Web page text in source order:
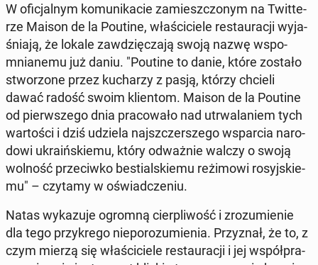
W ofi­cjal­nym ko­mu­ni­ka­cie za­miesz­czo­nym na Twit­te­
rze Maison de la Poutine, wła­ści­cie­le re­stau­ra­cji wy­ja­
śnia­ją, że lokale za­wdzię­cza­ją swoją nazwę wspo­
mnia­ne­mu już daniu. "Poutine to danie, które zostało
stwo­rzo­ne przez ku­cha­rzy z pasją, którzy chcieli
dawać radość swoim klien­tom. Maison de la Poutine
od pierw­sze­go dnia pra­co­wa­ło nad utrwa­la­niem tych
war­to­ści i dziś udziela naj­szczer­sze­go wspar­cia na­ro­
do­wi ukra­iń­skie­mu, który od­waż­nie walczy o swoją
wolność prze­ciw­ko be­stial­skie­mu re­żi­mo­wi ro­syj­skie­
mu" – czytamy w oświad­cze­niu.
Natas wy­ka­zu­je ogromną cier­pli­wość i zro­zu­mie­nie
dla tego przy­kre­go nie­po­ro­zu­mie­nia. Przy­znał, że to, z
czym mierzą się wła­ści­cie­le re­stau­ra­cji i jej współ­pra­